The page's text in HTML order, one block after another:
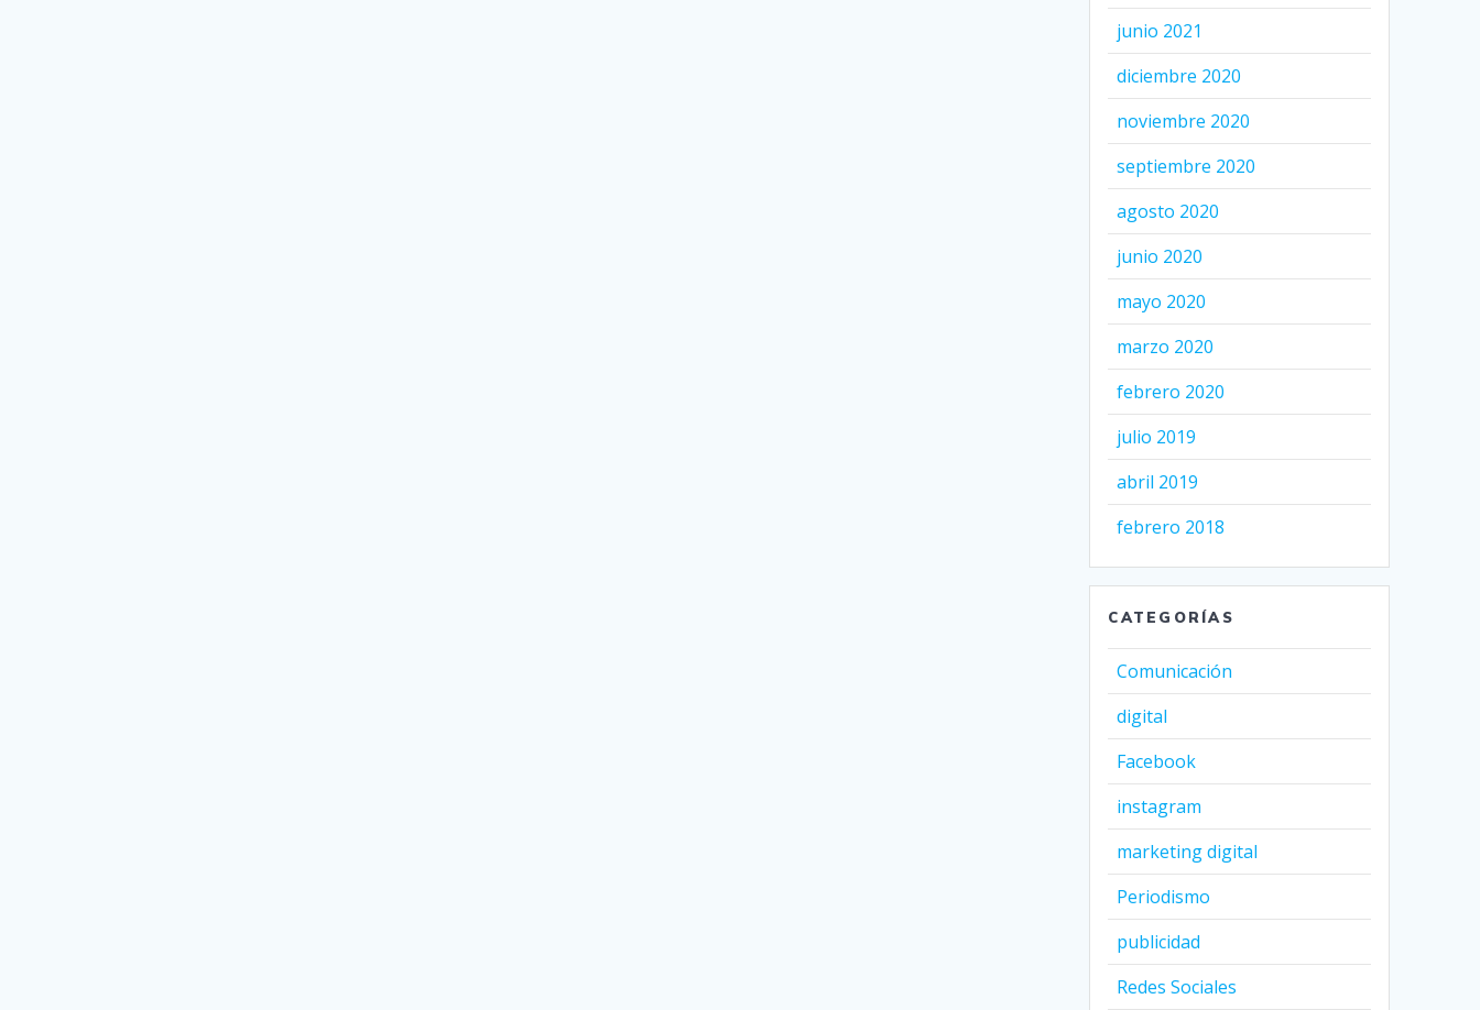
junio 2021
diciembre 2020
noviembre 2020
septiembre 2020
agosto 2020
junio 2020
mayo 2020
marzo 2020
febrero 2020
julio 2019
abril 2019
febrero 2018
CATEGORÍAS
Comunicación
digital
Facebook
instagram
marketing digital
Periodismo
publicidad
Redes Sociales